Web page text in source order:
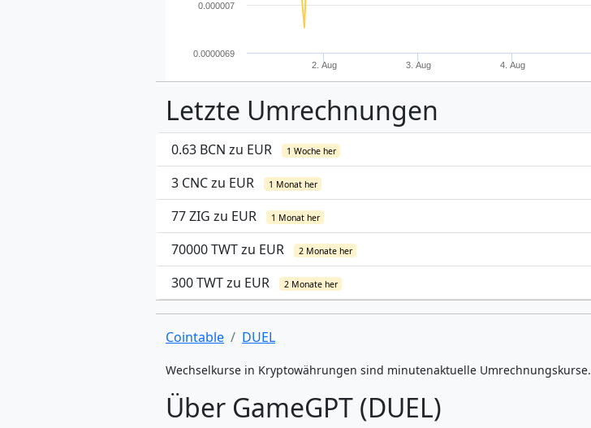
2. Aug 3. Aug 4. Aug
0.0000069
0.000007
Letzte Umrechnungen
0.63 BCN zu EUR 1 Woche her
3 CNC zu EUR 1 Monat her
77 ZIG zu EUR 1 Monat her
70000 TWT zu EUR 2 Monate her
300 TWT zu EUR 2 Monate her
Cointable DUEL
Wechselkurse in Kryptowährungen sind minutenaktuelle Umrechnungskurse.
Über GameGPT (DUEL)